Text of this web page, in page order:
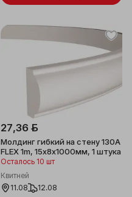
27,36 ƃ
Молдинг гибкий на стену 130A
FLEX 1m, 15x8x1000мм, 1 штука
Осталось 10 шт
Квитней
11.08
12.08